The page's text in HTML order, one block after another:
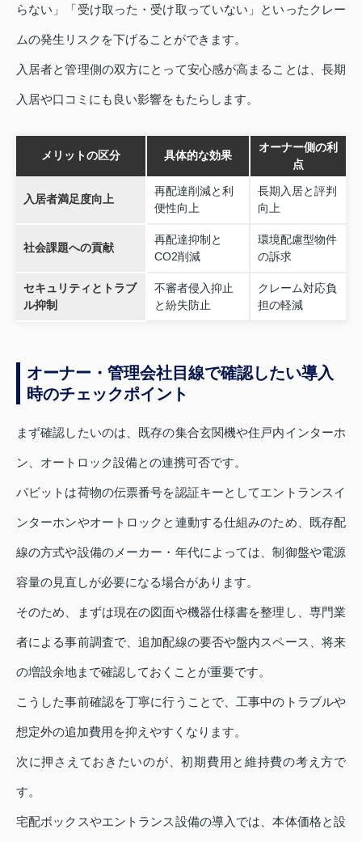
らない」「受け取った・受け取っていない」といったクレー
ムの発生リスクを下げることができます。
入居者と管理側の双方にとって安心感が高まることは、長期
入居や口コミにも良い影響をもたらします。
メリットの区分 具体的な効果
オーナー側の利
点
入居者満足度向上
再配達削減と利
便性向上
長期入居と評判
向上
社会課題への貢献
再配達抑制と
CO2削減
環境配慮型物件
の訴求
セキュリティとトラブ
ル抑制
不審者侵入抑止
と紛失防止
クレーム対応負
担の軽減
オーナー・管理会社目線で確認したい導入
時のチェックポイント
まず確認したいのは、既存の集合玄関機や住戸内インターホ
ン、オートロック設備との連携可否です。
パビットは荷物の伝票番号を認証キーとしてエントランスイ
ンターホンやオートロックと連動する仕組みのため、既存配
線の方式や設備のメーカー・年代によっては、制御盤や電源
容量の見直しが必要になる場合があります。
そのため、まずは現在の図面や機器仕様書を整理し、専門業
者による事前調査で、追加配線の要否や盤内スペース、将来
の増設余地まで確認しておくことが重要です。
こうした事前確認を丁寧に行うことで、工事中のトラブルや
想定外の追加費用を抑えやすくなります。
次に押さえておきたいのが、初期費用と維持費の考え方で
す。
宅配ボックスやエントランス設備の導入では、本体価格と設